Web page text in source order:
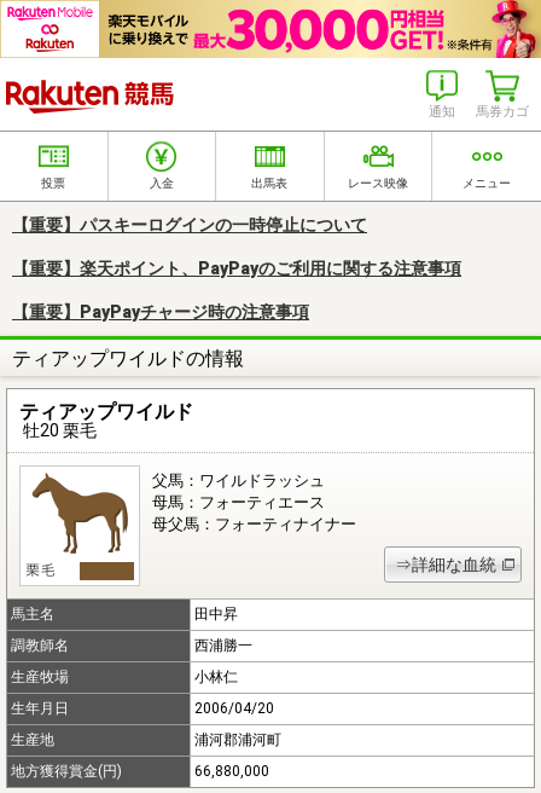
馬券カゴ
通知
投票 入金 出馬表 レース映像 メニュー
【重要】パスキーログインの一時停止について
【重要】楽天ポイント、PayPayのご利用に関する注意事項
【重要】PayPayチャージ時の注意事項
ティアップワイルドの情報
ティアップワイルド
牡20 栗毛
父馬：ワイルドラッシュ
母馬：フォーティエース
母父馬：フォーティナイナー
⇒詳細な血統
馬主名
田中昇
調教師名
西浦勝一
生産牧場
小林仁
生年月日
2006/04/20
生産地
浦河郡浦河町
地方獲得賞金(円)
66,880,000